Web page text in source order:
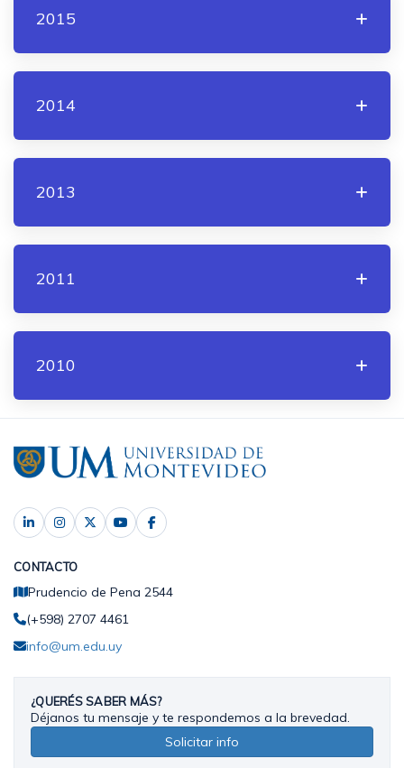
2015
2014
2013
2011
2010
CONTACTO
Prudencio de Pena 2544
(+598) 2707 4461
info@um.edu.uy
¿QUERÉS SABER MÁS?
Déjanos tu mensaje y te respondemos a la brevedad.
Solicitar info